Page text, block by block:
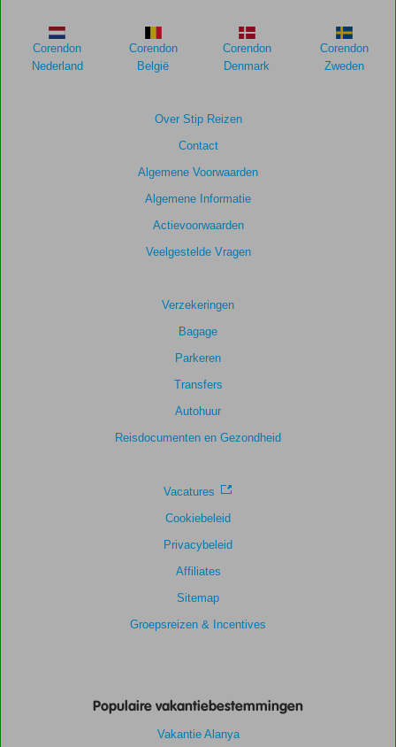
weergegeven
om
de
9,3
Kamers
8,9
Over Stip Reizen
Contact
Algemene Voorwaarden
Algemene Informatie
Actievoorwaarden
Veelgestelde Vragen
Verzekeringen
Bagage
Parkeren
Transfers
Autohuur
Reisdocumenten en Gezondheid
Vacatures
Cookiebeleid
Privacybeleid
Affiliates
Sitemap
Groepsreizen & Incentives
Corendon
Nederland
Corendon
België
Corendon
Denmark
Corendon
Zweden
Populaire vakantiebestemmingen
Vakantie Alanya